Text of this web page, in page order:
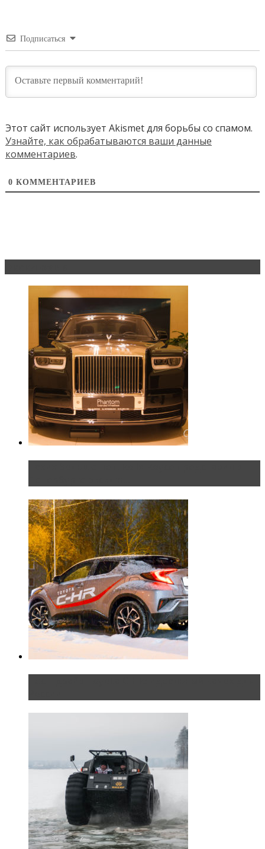
Подписаться
Этот сайт использует Akismet для борьбы со спамом.
Узнайте, как обрабатываются ваши данные
комментариев.
0 КОММЕНТАРИЕВ